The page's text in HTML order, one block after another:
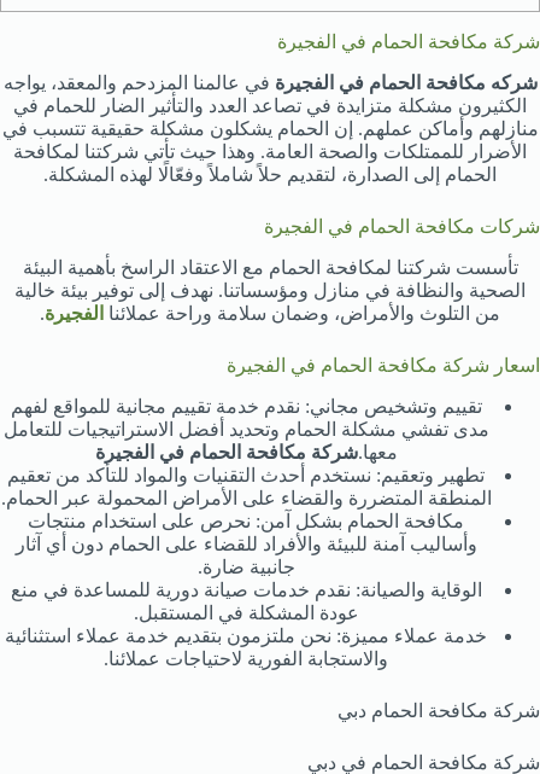
شركة مكافحة الحمام في الفجيرة
شركه مكافحة الحمام في الفجيرة في عالمنا المزدحم والمعقد، يواجه
الكثيرون مشكلة متزايدة في تصاعد العدد والتأثير الضار للحمام في
منازلهم وأماكن عملهم. إن الحمام يشكلون مشكلة حقيقية تتسبب في
الأضرار للممتلكات والصحة العامة. وهذا حيث تأتي شركتنا لمكافحة
الحمام إلى الصدارة، لتقديم حلاً شاملاً وفعّالًا لهذه المشكلة.
شركات مكافحة الحمام في الفجيرة
تأسست شركتنا لمكافحة الحمام مع الاعتقاد الراسخ بأهمية البيئة
الصحية والنظافة في منازل ومؤسساتنا. نهدف إلى توفير بيئة خالية
من التلوث والأمراض، وضمان سلامة وراحة عملائنا الفجيرة.
اسعار شركة مكافحة الحمام في الفجيرة
تقييم وتشخيص مجاني: نقدم خدمة تقييم مجانية للمواقع لفهم
مدى تفشي مشكلة الحمام وتحديد أفضل الاستراتيجيات للتعامل
معها.شركة مكافحة الحمام في الفجيرة
تطهير وتعقيم: نستخدم أحدث التقنيات والمواد للتأكد من تعقيم
المنطقة المتضررة والقضاء على الأمراض المحمولة عبر الحمام.
مكافحة الحمام بشكل آمن: نحرص على استخدام منتجات
وأساليب آمنة للبيئة والأفراد للقضاء على الحمام دون أي آثار
جانبية ضارة.
الوقاية والصيانة: نقدم خدمات صيانة دورية للمساعدة في منع
عودة المشكلة في المستقبل.
خدمة عملاء مميزة: نحن ملتزمون بتقديم خدمة عملاء استثنائية
والاستجابة الفورية لاحتياجات عملائنا.
شركة مكافحة الحمام دبي
شركة مكافحة الحمام في دبي